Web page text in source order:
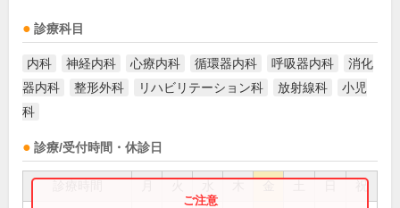
診療科目
内科 神経内科 心療内科 循環器内科 呼吸器内科
消化
器内科
整形外科 リハビリテーション科 放射線科
小児
科
診療/受付時間・休診日
祝